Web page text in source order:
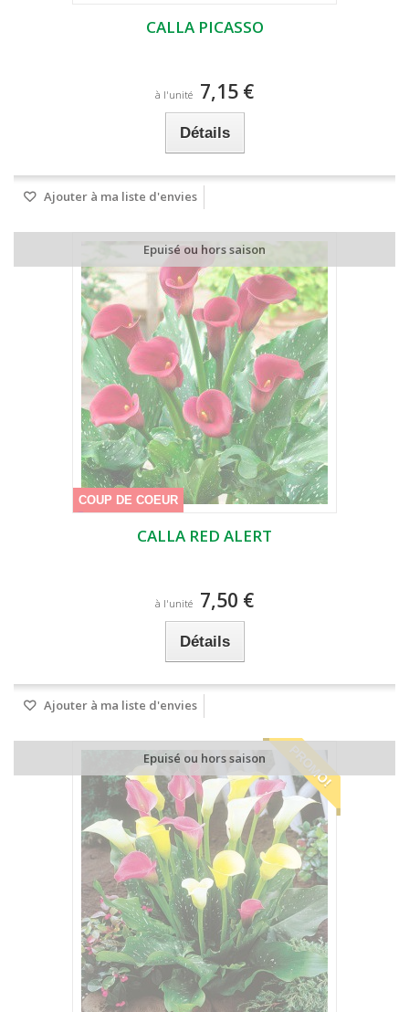
CALLA PICASSO
à l'unité 7,15 €
Détails
Ajouter à ma liste d'envies
Epuisé ou hors saison
COUP DE COEUR
CALLA RED ALERT
à l'unité 7,50 €
Détails
Ajouter à ma liste d'envies
Epuisé ou hors saison PROMO!